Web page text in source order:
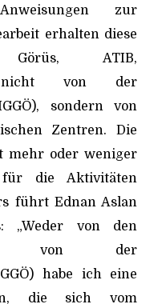
zur
erhalten diese
ATIB,
nicht von der
sondern von
Zentren. Die
mehr oder weniger
die Aktivitäten
führt Ednan Aslan
„Weder von den
von der
habe ich eine
die sich vom